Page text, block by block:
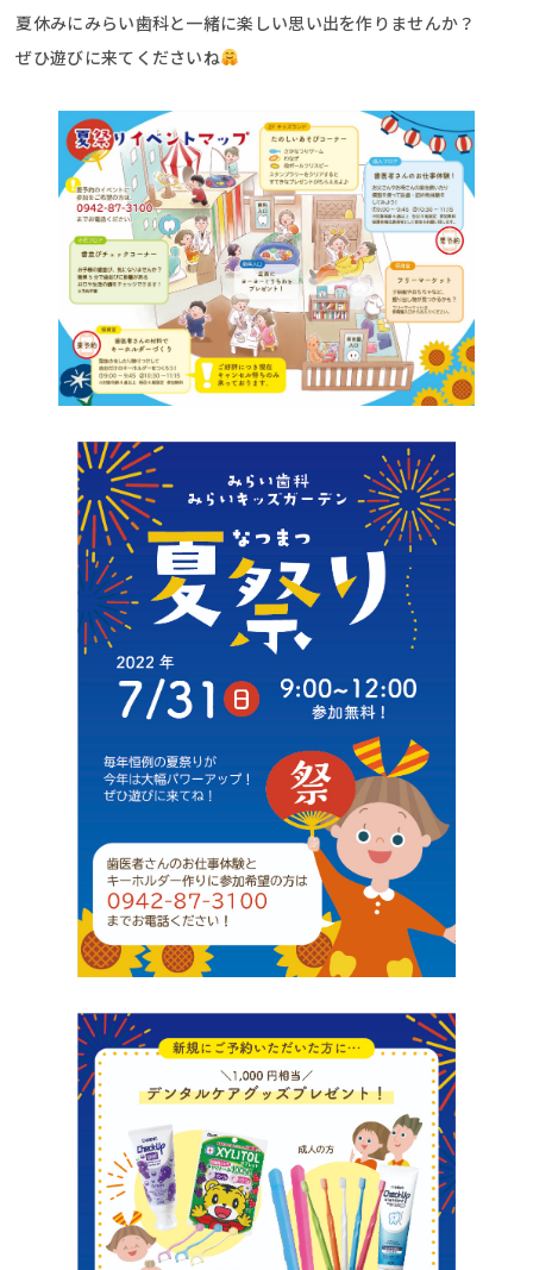
夏休みにみらい歯科と一緒に楽しい思い出を作りませんか？
ぜひ遊びに来てくださいね